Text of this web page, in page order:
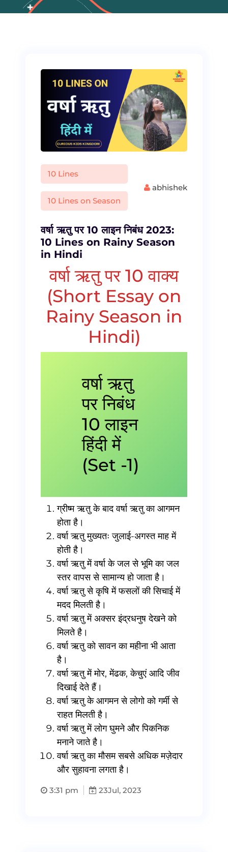
10 Lines
10 Lines on Season
abhishek
वर्षा ऋतु पर 10 लाइन निबंध 2023:
10 Lines on Rainy Season
in Hindi
वर्षा ऋतु पर 10 वाक्य
(Short Essay on
Rainy Season in
Hindi)
वर्षा ऋतु
पर निबंध
10 लाइन
हिंदी में
(Set -1)
ग्रीष्म ऋतु के बाद वर्षा ऋतु का आगमन
होता है।
वर्षा ऋतु मुख्यतः जुलाई-अगस्त माह में
होती है।
वर्षा ऋतु में वर्षा के जल से भूमि का जल
स्तर वापस से सामान्य हो जाता है।
वर्षा ऋतु से कृषि में फसलों की सिचाई में
मदद मिलती है।
वर्षा ऋतु में अक्सर इंद्रधनुष देखने को
मिलते है।
वर्षा ऋतु को सावन का महीना भी आता
है।
वर्षा ऋतु में मोर, मेंढक, केचुएं आदि जीव
दिखाई देते हैं।
वर्षा ऋतु के आगमन से लोगो को गर्मी से
राहत मिलती है।
वर्षा ऋतु में लोग घुमने और पिकनिक
मनाने जाते है।
वर्षा ऋतु का मौसम सबसे अधिक मज़ेदार
और सुहावना लगता है।
3:31 pm 23Jul, 2023